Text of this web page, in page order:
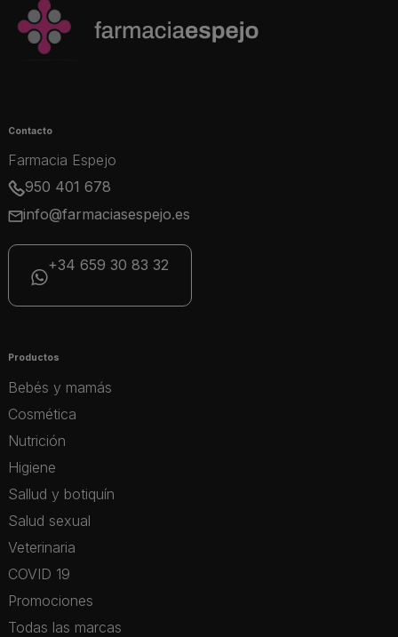
Contacto
Farmacia Espejo
950 401 678
info@farmaciasespejo.es
+34 659 30 83 32
Productos
Bebés y mamás
Cosmética
Nutrición
Higiene
Sallud y botiquín
Salud sexual
Veterinaria
COVID 19
Promociones
Todas las marcas